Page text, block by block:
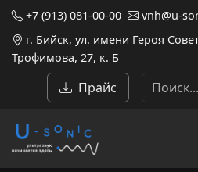
+7 (913) 081-00-00
vnh@u-
г. Бийск, ул. имени Героя
Трофимова, 27, к. Б
Прайс